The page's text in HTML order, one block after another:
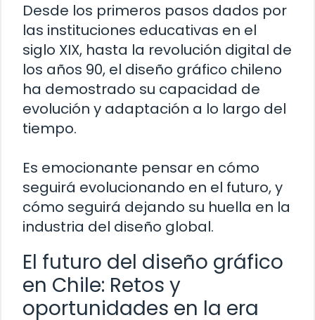
Desde los primeros pasos dados por
las instituciones educativas en el
siglo XIX, hasta la revolución digital de
los años 90, el diseño gráfico chileno
ha demostrado su capacidad de
evolución y adaptación a lo largo del
tiempo.
Es emocionante pensar en cómo
seguirá evolucionando en el futuro, y
cómo seguirá dejando su huella en la
industria del diseño global.
El futuro del diseño gráfico
en Chile: Retos y
oportunidades en la era